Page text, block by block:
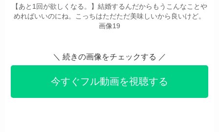
【あと1回が欲しくなる。】結婚するんだからもうこんなことや
めればいいのにね。こっちはただただ美味しいから良いけど。
画像19
＼ 続きの画像をチェックする ／
今すぐフル動画を視聴する